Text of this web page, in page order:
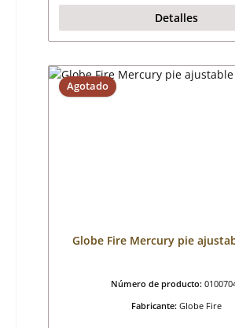
Detalles
Agotado
Globe Fire Mercury pie
Número de producto:
Fabricante: Globe Fire